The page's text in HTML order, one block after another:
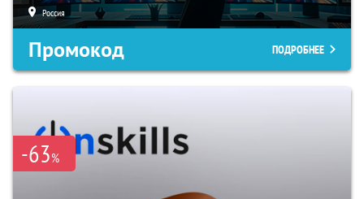
Россия
Промокод ПОДРОБНЕЕ
-63%